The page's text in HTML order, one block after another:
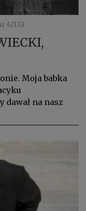
4/132
Moja babka
na nasz